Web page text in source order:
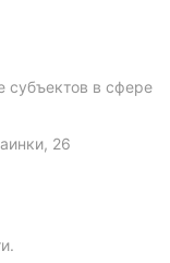
субъектов в сфере
26